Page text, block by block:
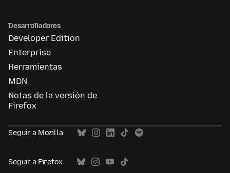
Desarrolladores
Developer Edition
Enterprise
Herramientas
MDN
Notas de la versión de
Firefox
Seguir a Mozilla
Seguir a Firefox